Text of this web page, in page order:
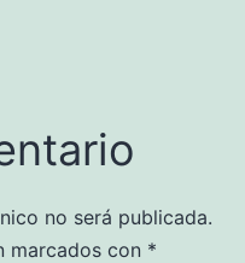
no será publicada.
marcados con *